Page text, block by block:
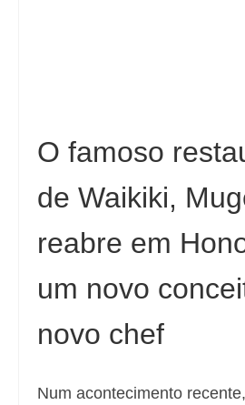
O famoso
de Waikiki,
reabre em
um novo
novo chef
Num acontecimento